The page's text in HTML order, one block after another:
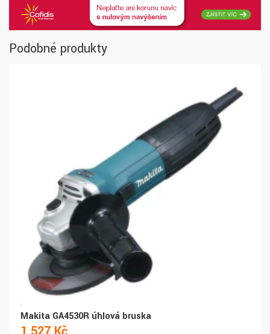
Podobné produkty
Makita GA4530R úhlová bruska